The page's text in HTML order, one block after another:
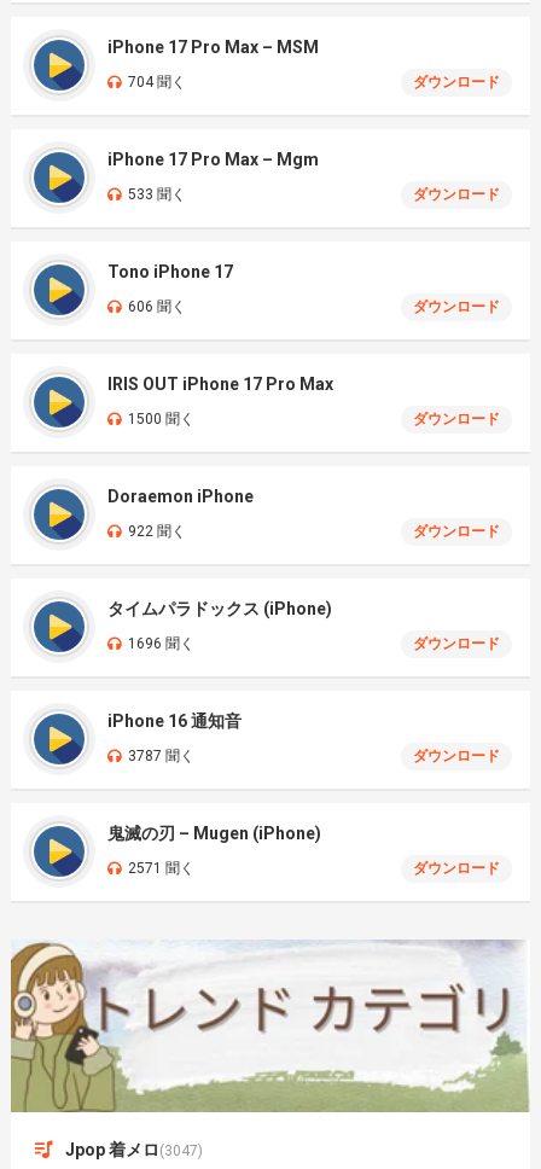
iPhone 17 Pro Max – MSM
704 聞く ダウンロード
iPhone 17 Pro Max – Mgm
533 聞く ダウンロード
Tono iPhone 17
606 聞く ダウンロード
IRIS OUT iPhone 17 Pro Max
1500 聞く ダウンロード
Doraemon iPhone
922 聞く ダウンロード
タイムパラドックス (iPhone)
1696 聞く ダウンロード
iPhone 16 通知音
3787 聞く ダウンロード
鬼滅の刃 – Mugen (iPhone)
2571 聞く ダウンロード
Jpop 着メロ (3047)